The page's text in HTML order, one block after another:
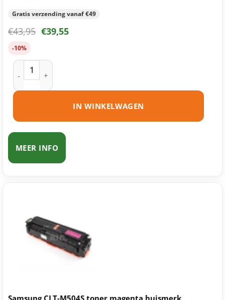
Gratis verzending vanaf €49
€43,95 €39,55
-10%
Samsung CLT-K504S toner zwart huismerk aantal
IN WINKELWAGEN
MEER INFO